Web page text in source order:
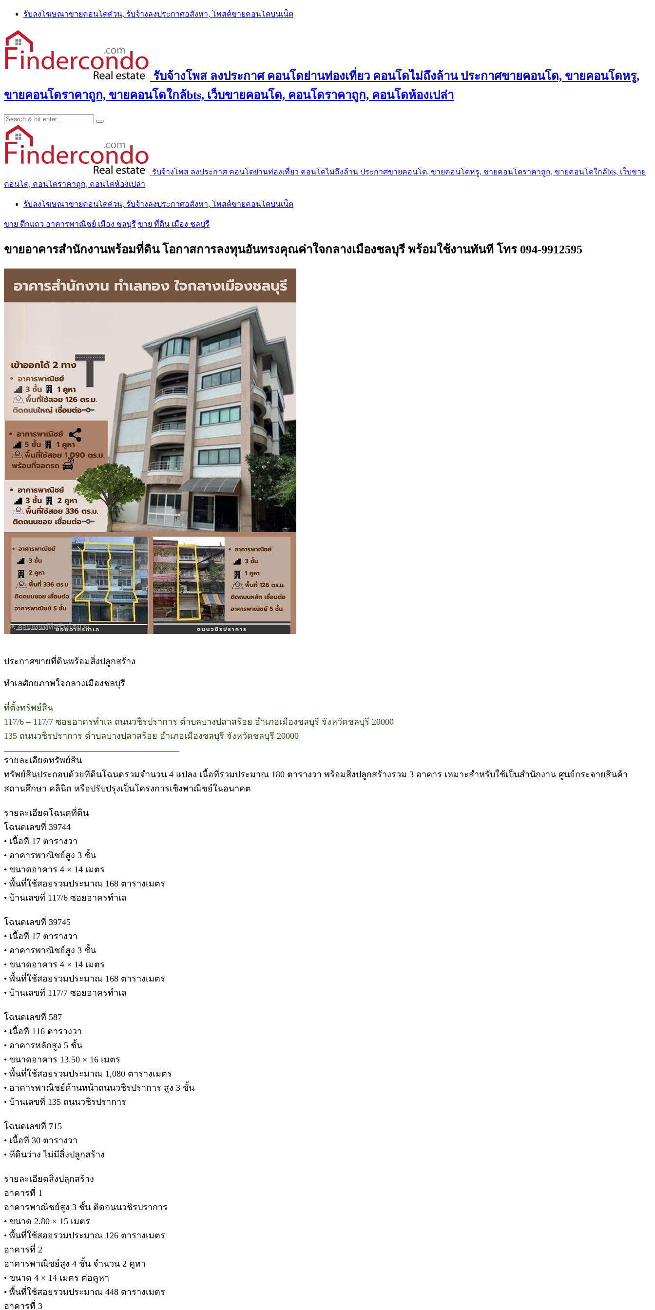
Skip
content
รับลงโฆษณาขายคอนโดด่วน, รับจ้างลงประกาศอสังหา, โพสต์ขายคอนโดบนเน็ต
รับจ้างโพส ลงประกาศ คอนโดย่านท่องเที่ยว คอนโดไม่ถึงล้าน ประกาศขายคอนโด, ขายคอนโดหรู,
ขายคอนโดราคาถูก, ขายคอนโดใกล้bts, เว็บขายคอนโด, คอนโดราคาถูก, คอนโดห้องเปล่า
รับจ้างโพส ลงประกาศ คอนโดย่านท่องเที่ยว คอนโดไม่ถึงล้าน ประกาศขายคอนโด, ขายคอนโดหรู, ขายคอนโดราคาถูก, ขายคอนโดใกล้bts, เว็บขาย
คอนโด, คอนโดราคาถูก, คอนโดห้องเปล่า
รับลงโฆษณาขายคอนโดด่วน, รับจ้างลงประกาศอสังหา, โพสต์ขายคอนโดบนเน็ต
ขาย ตึกแถว อาคารพาณิชย์ เมือง ชลบุรี ขาย ที่ดิน เมือง ชลบุรี
ขายอาคารสำนักงานพร้อมที่ดิน โอกาสการลงทุนอันทรงคุณค่าใจกลางเมืองชลบุรี พร้อมใช้งานทันที โทร 094-9912595
ประกาศขายที่ดินพร้อมสิ่งปลูกสร้าง
ทำเลศักยภาพใจกลางเมืองชลบุรี
ที่ตั้งทรัพย์สิน
117/6 – 117/7 ซอยอาครทำเล ถนนวชิรปราการ ตำบลบางปลาสร้อย อำเภอเมืองชลบุรี จังหวัดชลบุรี 20000
135 ถนนวชิรปราการ ตำบลบางปลาสร้อย อำเภอเมืองชลบุรี จังหวัดชลบุรี 20000
รายละเอียดทรัพย์สิน
ทรัพย์สินประกอบด้วยที่ดินโฉนดรวมจำนวน 4 แปลง เนื้อที่รวมประมาณ 180 ตารางวา พร้อมสิ่งปลูกสร้างรวม 3 อาคาร เหมาะสำหรับใช้เป็นสำนักงาน ศูนย์กระจายสินค้า
สถานศึกษา คลินิก หรือปรับปรุงเป็นโครงการเชิงพาณิชย์ในอนาคต
รายละเอียดโฉนดที่ดิน
โฉนดเลขที่ 39744
• เนื้อที่ 17 ตารางวา
• อาคารพาณิชย์สูง 3 ชั้น
• ขนาดอาคาร 4 × 14 เมตร
• พื้นที่ใช้สอยรวมประมาณ 168 ตารางเมตร
• บ้านเลขที่ 117/6 ซอยอาครทำเล
โฉนดเลขที่ 39745
• เนื้อที่ 17 ตารางวา
• อาคารพาณิชย์สูง 3 ชั้น
• ขนาดอาคาร 4 × 14 เมตร
• พื้นที่ใช้สอยรวมประมาณ 168 ตารางเมตร
• บ้านเลขที่ 117/7 ซอยอาครทำเล
โฉนดเลขที่ 587
• เนื้อที่ 116 ตารางวา
• อาคารหลักสูง 5 ชั้น
• ขนาดอาคาร 13.50 × 16 เมตร
• พื้นที่ใช้สอยรวมประมาณ 1,080 ตารางเมตร
• อาคารพาณิชย์ด้านหน้าถนนวชิรปราการ สูง 3 ชั้น
• บ้านเลขที่ 135 ถนนวชิรปราการ
โฉนดเลขที่ 715
• เนื้อที่ 30 ตารางวา
• ที่ดินว่าง ไม่มีสิ่งปลูกสร้าง
รายละเอียดสิ่งปลูกสร้าง
อาคารที่ 1
อาคารพาณิชย์สูง 3 ชั้น ติดถนนวชิรปราการ
• ขนาด 2.80 × 15 เมตร
• พื้นที่ใช้สอยรวมประมาณ 126 ตารางเมตร
อาคารที่ 2
อาคารพาณิชย์สูง 4 ชั้น จำนวน 2 คูหา
• ขนาด 4 × 14 เมตร ต่อคูหา
• พื้นที่ใช้สอยรวมประมาณ 448 ตารางเมตร
อาคารที่ 3